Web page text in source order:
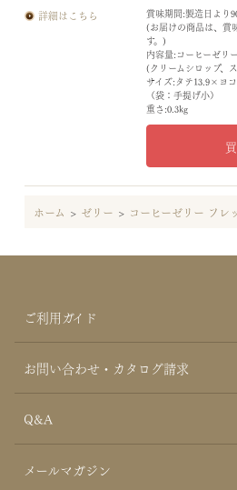
詳細はこちら
賞味期間:製造日より
(お届けの商品は、賞
す。)
内容量:コーヒーゼリ
(クリームシロップ、
サイズ:タテ13.9×ヨ
（袋：手提げ小）
重さ:0.3kg
ホーム > ゼリー > コーヒーゼリー フレ
ご利用ガイド
お問い合わせ・カタログ請求
Q&A
メールマガジン